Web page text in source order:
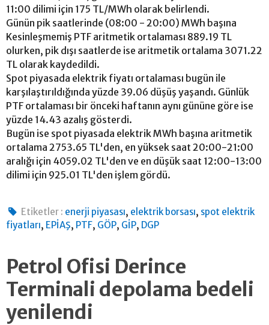
11:00 dilimi için 175 TL/MWh olarak belirlendi.
Günün pik saatlerinde (08:00 - 20:00) MWh başına
Kesinleşmemiş PTF aritmetik ortalaması 889.19 TL
olurken, pik dışı saatlerde ise aritmetik ortalama 3071.22
TL olarak kaydedildi.
Spot piyasada elektrik fiyatı ortalaması bugün ile
karşılaştırıldığında yüzde 39.06 düşüş yaşandı. Günlük
PTF ortalaması bir önceki haftanın aynı gününe göre ise
yüzde 14.43 azalış gösterdi.
Bugün ise spot piyasada elektrik MWh başına aritmetik
ortalama 2753.65 TL'den, en yüksek saat 20:00-21:00
aralığı için 4059.02 TL'den ve en düşük saat 12:00-13:00
dilimi için 925.01 TL'den işlem gördü.
Etiketler : enerji piyasası, elektrik borsası, spot elektrik
fiyatları, EPİAŞ, PTF, GÖP, GİP, DGP
Petrol Ofisi Derince
Terminali depolama bedeli
yenilendi